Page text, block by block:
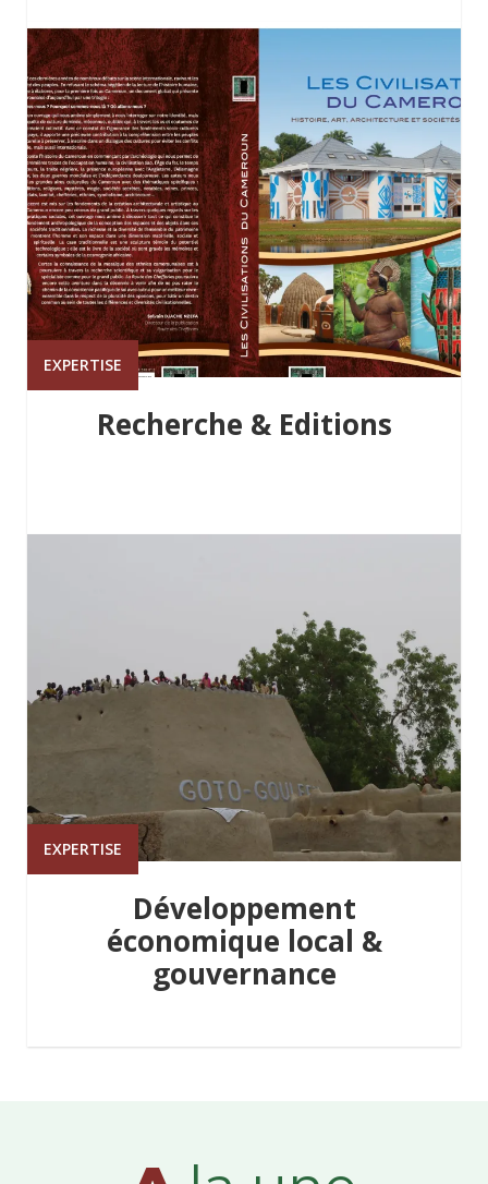
EXPERTISE
Recherche & Editions
EXPERTISE
Développement
économique local &
gouvernance